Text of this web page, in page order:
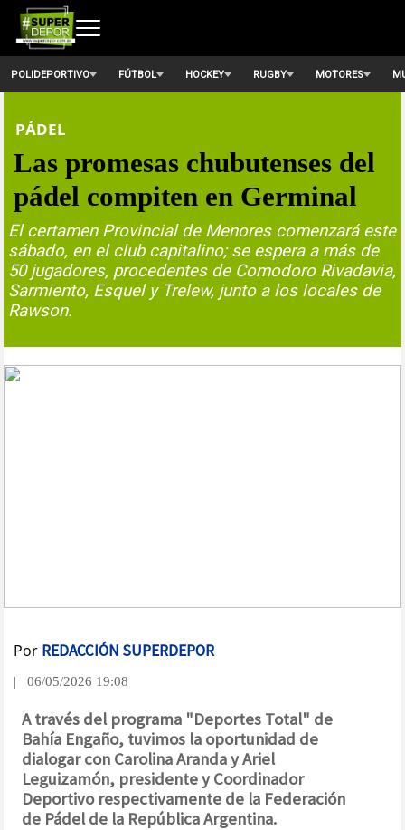
POLIDEPORTIVO FÚTBOL HOCKEY RUGBY MOTORES
PÁDEL
Las promesas chubutenses del
pádel compiten en Germinal
El certamen Provincial de Menores comenzará este
sábado, en el club capitalino; se espera a más de
50 jugadores, procedentes de Comodoro Rivadavia,
Sarmiento, Esquel y Trelew, junto a los locales de
Rawson.
Por REDACCIÓN SUPERDEPOR
| 06/05/2026 19:08
A través del programa "Deportes Total" de
Bahía Engaño, tuvimos la oportunidad de
dialogar con Carolina Aranda y Ariel
Leguizamón, presidente y Coordinador
Deportivo respectivamente de la Federación
de Pádel de la República Argentina.